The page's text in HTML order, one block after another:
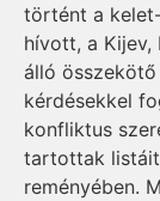
történt a
hívott, a Kijev,
álló
kérdésekkel
konfliktus
tartottak
reményében.